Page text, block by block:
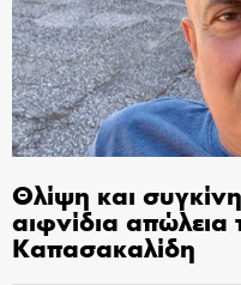
Θλίψη και
αιφνίδια
Καπασακαλίδη